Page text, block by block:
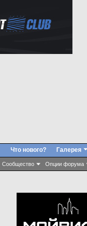
Сообщество Опции форума
Что нового? Галерея